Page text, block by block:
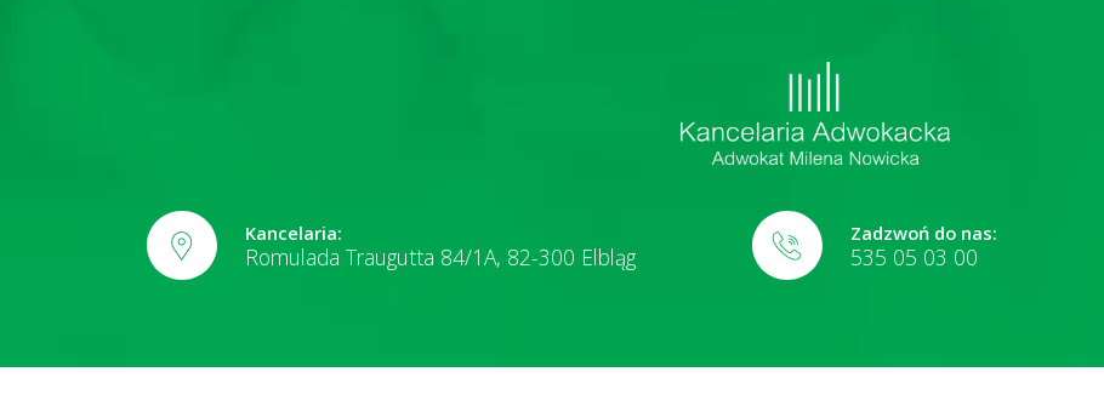
Kancelaria:
Romulada Traugutta 84/1A, 82-300 Elbląg
Zadzwoń do nas:
535 05 03 00